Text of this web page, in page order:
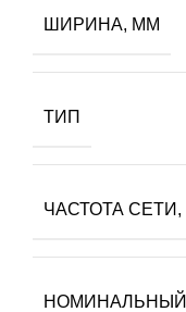
ШИРИНА, ММ
ТИП
ЧАСТОТА СЕТИ,
НОМИНАЛЬНЫЙ